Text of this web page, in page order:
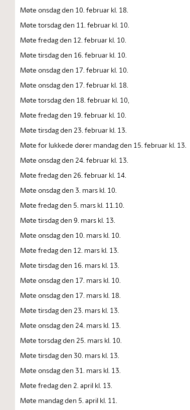
Møte onsdag den 10. februar kl. 18.
Møte torsdag den 11. februar kl. 10.
Møte fredag den 12. februar kl. 10.
Møte tirsdag den 16. februar kl. 10.
Møte onsdag den 17. februar kl. 10.
Møte onsdag den 17. februar kl. 18.
Møte torsdag den 18. februar kl. 10,
Møte fredag den 19. februar kl. 10.
Møte tirsdag den 23. februar kl. 13.
Møte for lukkede dører mandag den 15. februar kl. 13.
Møte onsdag den 24. februar kl. 13.
Møte fredag den 26. februar kl. 14.
Møte onsdag den 3. mars kl. 10.
Møte fredag den 5. mars kl. 11.10.
Møte tirsdag den 9. mars kl. 13.
Møte onsdag den 10. mars kl. 10.
Møte fredag den 12. mars kl. 13.
Møte tirsdag den 16. mars kl. 13.
Møte onsdag den 17. mars kl. 10.
Møte onsdag den 17. mars kl. 18.
Møte tirsdag den 23. mars kl. 13.
Møte onsdag den 24. mars kl. 13.
Møte torsdag den 25. mars kl. 10.
Møte tirsdag den 30. mars kl. 13.
Møte onsdag den 31. mars kl. 13.
Møte fredag den 2. april kl. 13.
Møte mandag den 5. april kl. 11.